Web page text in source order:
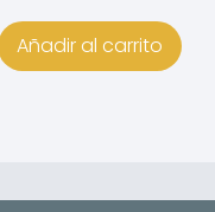
Añadir al carrito
página
de